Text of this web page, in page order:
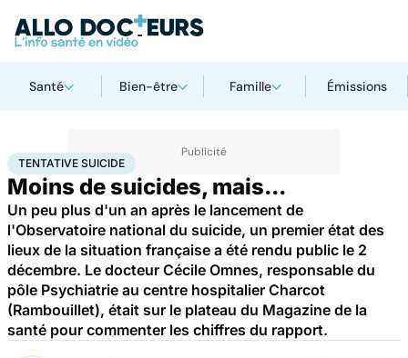
Santé Bien-être Famille Émissions
AccueilBien-êtrePsycho Tentative suicide
TENTATIVE SUICIDE
Moins de suicides, mais...
Un peu plus d'un an après le lancement de
l'Observatoire national du suicide, un premier état des
lieux de la situation française a été rendu public le 2
décembre. Le docteur Cécile Omnes, responsable du
pôle Psychiatrie au centre hospitalier Charcot
(Rambouillet), était sur le plateau du Magazine de la
santé pour commenter les chiffres du rapport.